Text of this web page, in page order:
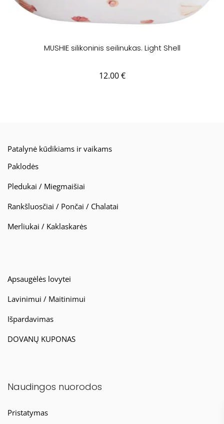
MUSHIE silikoninis seilinukas. Light Shell
12.00€
Patalynė kūdikiams ir vaikams
Paklodės
Pledukai / Miegmaišiai
Rankšluosčiai / Pončai / Chalatai
Merliukai / Kaklaskarės
Apsaugėlės lovytei
Lavinimui / Maitinimui
Išpardavimas
DOVANŲ KUPONAS
Naudingos nuorodos
Pristatymas